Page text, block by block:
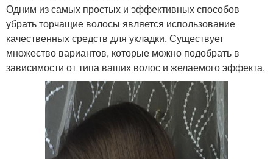
Одним из самых простых и эффективных способов
убрать торчащие волосы является использование
качественных средств для укладки. Существует
множество вариантов, которые можно подобрать в
зависимости от типа ваших волос и желаемого эффекта.